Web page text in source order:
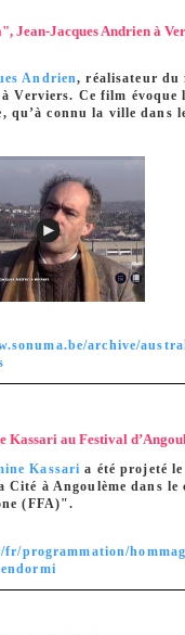
Jean-Jacques Andrien à
Andrien, réalisateur du
Verviers. Ce film évoque
qu’à connu la ville dans
archive/
Kassari au Festival
Kassari a été projeté le
Cité à Angoulème dans le
(FFA)".
programmation/